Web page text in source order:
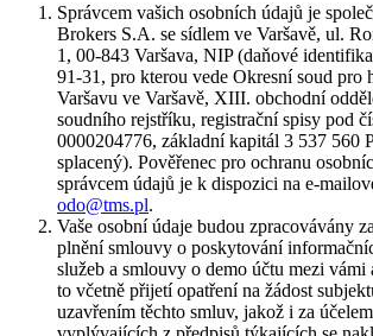
Správcem vašich osobních údajů je
Brokers S.A. se sídlem ve Varšavě, ul.
1, 00-843 Varšava, NIP (daňové
91-31, pro kterou vede Okresní soud pro
Varšavu ve Varšavě, XIII. obchodní
soudního rejstříku, registrační spisy pod
0000204776, základní kapitál 3 537 560
splacený). Pověřenec pro ochranu
správcem údajů je k dispozici na e-
odo@tms.pl.
Vaše osobní údaje budou zpracovávány
plnění smlouvy o poskytování
služeb a smlouvy o demo účtu mezi vámi
to včetně přijetí opatření na žádost
uzavřením těchto smluv, jakož i za